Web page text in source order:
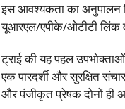
इस आवश्यकता का अनुपालन
यूआरएल/एपीके/ओटीटी लिंक
ट्राई की यह पहल
एक पारदर्शी और सुरक्षित
और पंजीकृत प्रेषक दोनों ही